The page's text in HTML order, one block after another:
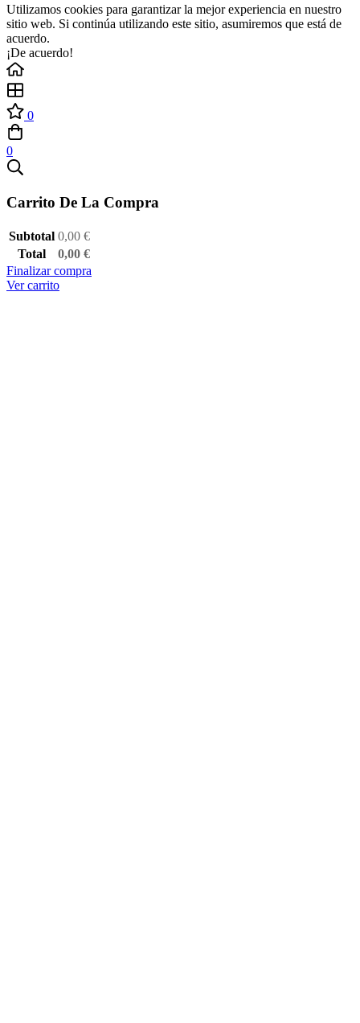
Utilizamos cookies para garantizar la mejor experiencia en nuestro
sitio web. Si continúa utilizando este sitio, asumiremos que está de
acuerdo.
¡De acuerdo!
0
0
Carrito De La Compra
Subtotal 0,00 €
Total
0,00 €
Finalizar compra
Ver carrito